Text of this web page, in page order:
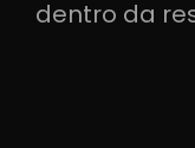
dentro da